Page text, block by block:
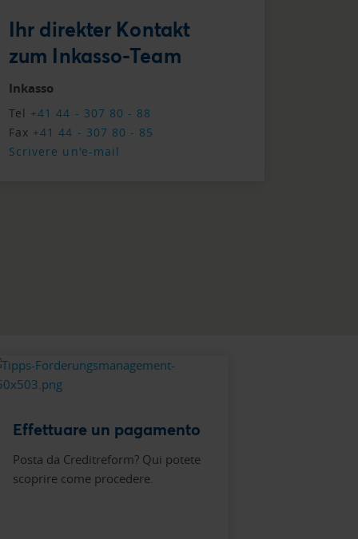
Ihr direkter Kontakt
zum Inkasso-Team
Inkasso
Tel +41 44 - 307 80 - 88
Fax +41 44 - 307 80 - 85
Scrivere un'e-mail
Effettuare un pagamento
Posta da Creditreform? Qui potete
scoprire come procedere.